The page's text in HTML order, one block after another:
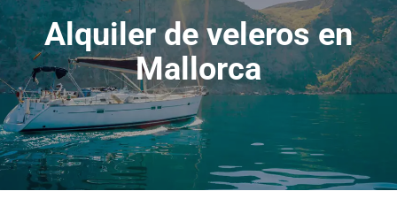
Alquiler de veleros en
Mallorca